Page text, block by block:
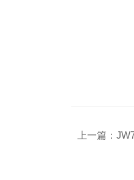
上一篇：